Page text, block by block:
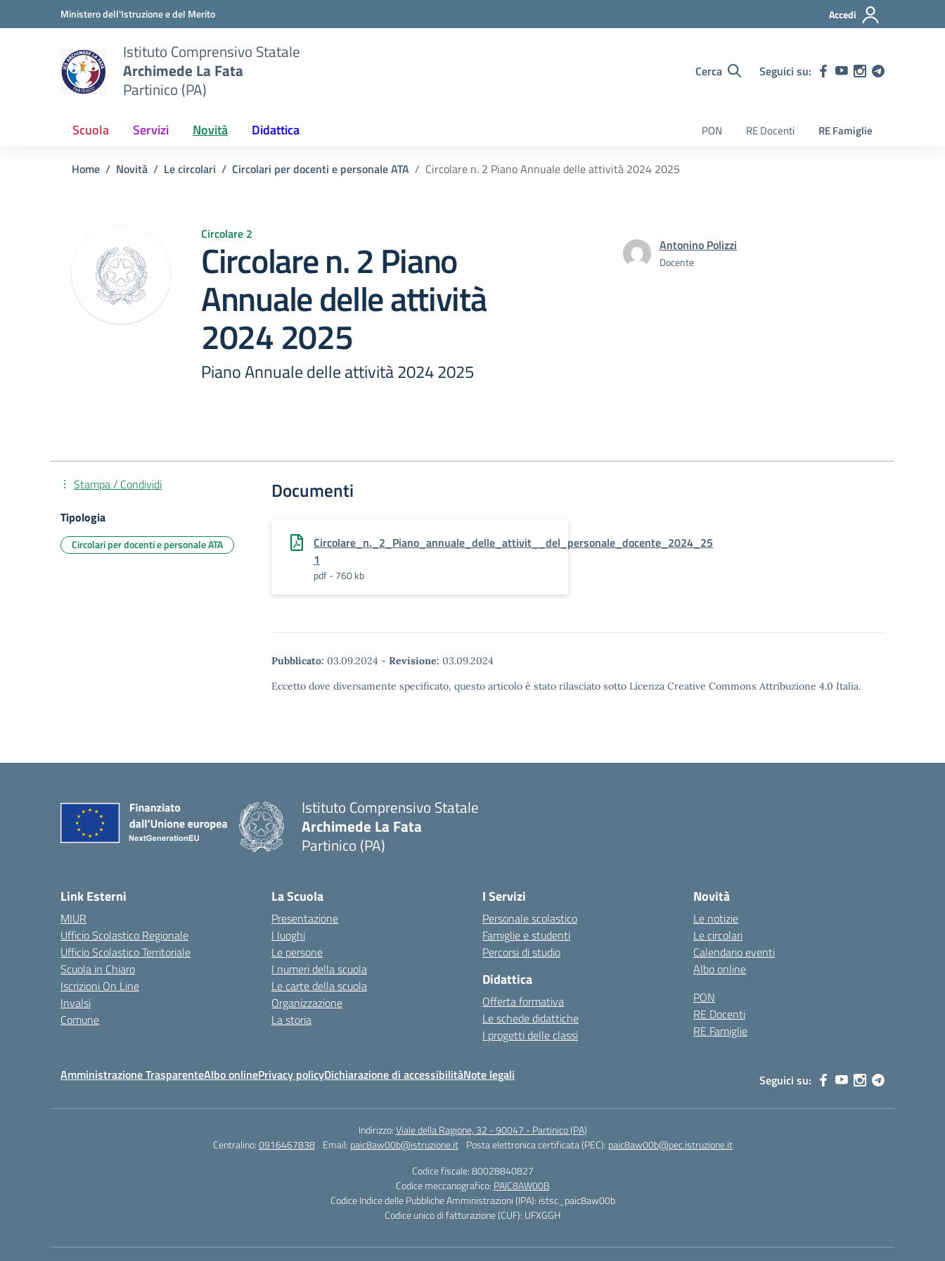
Vai ai contenuti
Vai al menu di navigazioneMinistero dell'Istruzione e del Merito Accedi
Istituto Comprensivo Statale
Archimede La Fata
Partinico (PA)
Cerca Seguici su:
Scuola Servizi Novità Didattica PON RE Docenti RE Famiglie
Home Novità Le circolari Circolari per docenti e personale ATA Circolare n. 2 Piano Annuale delle attività 2024 2025
Circolare 2
Circolare n. 2 Piano
Annuale delle attività
2024 2025
Piano Annuale delle attività 2024 2025
Antonino Polizzi
Docente
Documenti
Circolare_n._2_Piano_annuale_delle_attivit__del_personale_docente_2024_25
1
pdf - 760 kb
Pubblicato: 03.09.2024 - Revisione: 03.09.2024
Eccetto dove diversamente specificato, questo articolo è stato rilasciato sotto Licenza Creative Commons Attribuzione 4.0 Italia.
Stampa / Condividi
Tipologia
Circolari per docenti e personale ATA
Istituto Comprensivo Statale
Archimede La Fata
Partinico (PA)
Link Esterni
MIUR
Ufficio Scolastico Regionale
Ufficio Scolastico Territoriale
Scuola in Chiaro
Iscrizioni On Line
Invalsi
Comune
La Scuola
Presentazione
I luoghi
Le persone
I numeri della scuola
Le carte della scuola
Organizzazione
La storia
I Servizi
Personale scolastico
Famiglie e studenti
Percorsi di studio
Didattica
Offerta formativa
Le schede didattiche
I progetti delle classi
Novità
Le notizie
Le circolari
Calendario eventi
Albo online
PON
RE Docenti
RE Famiglie
Amministrazione TrasparenteAlbo onlinePrivacy policyDichiarazione di accessibilitàNote legali Seguici su:
Indirizzo:Viale della Ragione, 32 - 90047 - Partinico (PA)
Centralino:0916467838 Email: paic8aw00b@istruzione.it Posta elettronica certificata (PEC): paic8aw00b@pec.istruzione.it
Codice fiscale: 80028840827
Codice meccanografico: PAIC8AW00B
Codice Indice delle Pubbliche Amministrazioni (IPA): istsc_paic8aw00b
Codice unico di fatturazione (CUF): UFXGGH